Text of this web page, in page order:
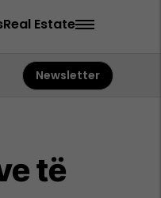
Real Estate
Newsletter
të